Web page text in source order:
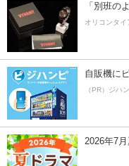
「別班の
オリコンタイ
自販機に
（PR）ジハ
2026年7